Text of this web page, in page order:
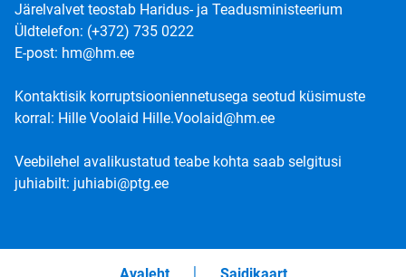
Järelvalvet teostab Haridus- ja Teadusministeerium
Üldtelefon: (+372) 735 0222
E-post: hm@hm.ee
Kontaktisik korruptsiooniennetusega seotud küsimuste
korral: Hille Voolaid Hille.Voolaid@hm.ee
Veebilehel avalikustatud teabe kohta saab selgitusi
juhiabilt: juhiabi@ptg.ee